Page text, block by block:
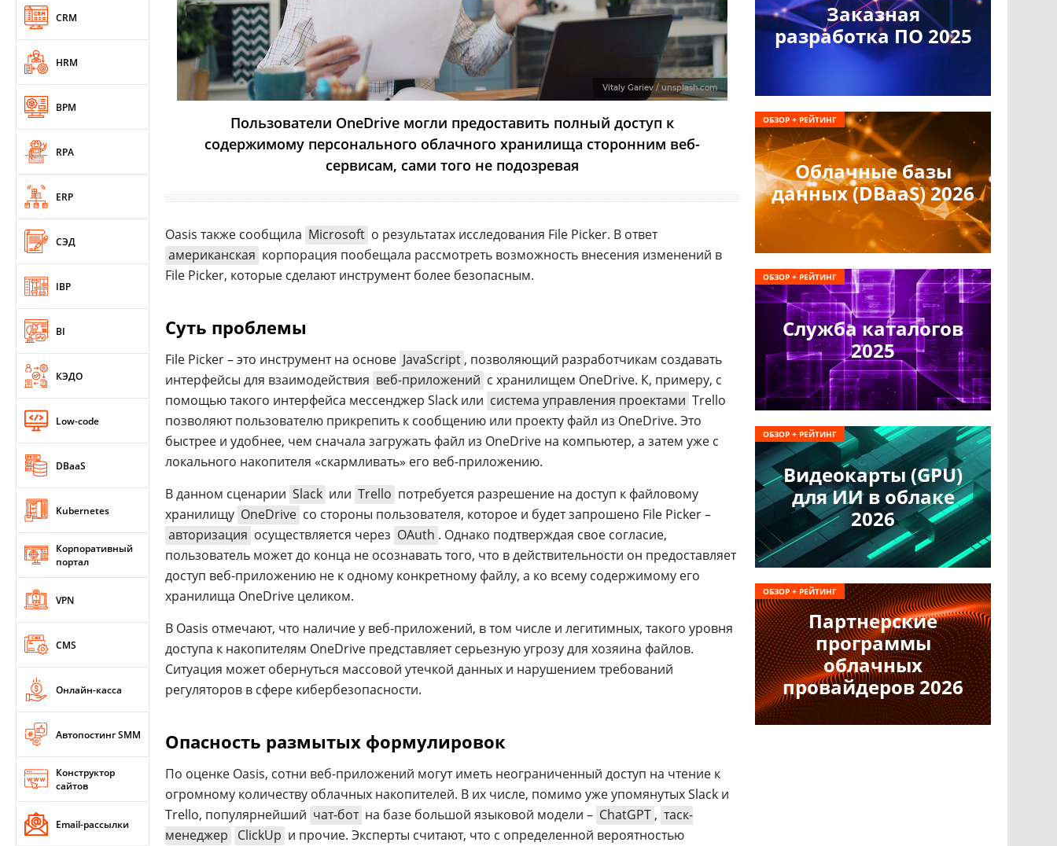
CRM
HRM
BPM
RPA
ERP
СЭД
IBP
BI
КЭДО
Low-code
DBaaS
Kubernetes
Корпоративный
портал
VPN
CMS
Онлайн-касса
Автопостинг SMM
Конструктор
сайтов
Email-рассылки
Vitaly Gariev / unsplash.com
Пользователи OneDrive могли предоставить полный доступ к
содержимому персонального облачного хранилища сторонним веб-
сервисам, сами того не подозревая
Oasis также сообщила Microsoft о результатах исследования File Picker. В ответ
американская корпорация пообещала рассмотреть возможность внесения изменений в
File Picker, которые сделают инструмент более безопасным.
Суть проблемы
File Picker – это инструмент на основе JavaScript , позволяющий разработчикам создавать
интерфейсы для взаимодействия веб-приложений с хранилищем OneDrive. К, примеру, с
помощью такого интерфейса мессенджер Slack или система управления проектами Trello
позволяют пользователю прикрепить к сообщению или проекту файл из OneDrive. Это
быстрее и удобнее, чем сначала загружать файл из OneDrive на компьютер, а затем уже с
локального накопителя «скармливать» его веб-приложению.
В данном сценарии Slack или Trello потребуется разрешение на доступ к файловому
хранилищу OneDrive со стороны пользователя, которое и будет запрошено File Picker –
авторизация осуществляется через OAuth . Однако подтверждая свое согласие,
пользователь может до конца не осознавать того, что в действительности он предоставляет
доступ веб-приложению не к одному конкретному файлу, а ко всему содержимому его
хранилища OneDrive целиком.
В Oasis отмечают, что наличие у веб-приложений, в том числе и легитимных, такого уровня
доступа к накопителям OneDrive представляет серьезную угрозу для хозяина файлов.
Ситуация может обернуться массовой утечкой данных и нарушением требований
регуляторов в сфере кибербезопасности.
Опасность размытых формулировок
По оценке Oasis, сотни веб-приложений могут иметь неограниченный доступ на чтение к
огромному количеству облачных накопителей. В их числе, помимо уже упомянутых Slack и
Trello, популярнейший чат-бот на базе большой языковой модели – ChatGPT , таск-
менеджер
ClickUp и прочие. Эксперты считают, что с определенной вероятностью
Заказная
разработка ПО 2025
Облачные базы
данных (DBaaS) 2026
ОБЗОР + РЕЙТИНГ
Служба каталогов
2025
ОБЗОР + РЕЙТИНГ
Видеокарты (GPU)
для ИИ в облаке
2026
ОБЗОР + РЕЙТИНГ
Партнерские
программы
облачных
провайдеров 2026
ОБЗОР + РЕЙТИНГ